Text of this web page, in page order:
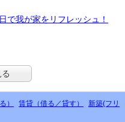
我が家をリフレッシュ！
） 賃貸（借る／貸す）
新築(フリ